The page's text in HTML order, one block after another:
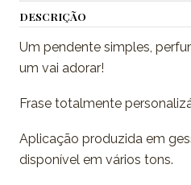
DESCRIÇÃO
Um pendente simples,
um vai adorar!
Frase totalmente
Aplicação produzida em
disponível em vários tons.